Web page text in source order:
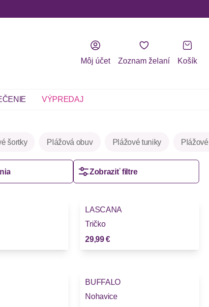
Môj účet Zoznam želaní Košík
VÝPREDAJ
šortky Plážová obuv Plážové tuniky
Zobraziť filtre
LASCANA
Tričko
29,99 €
BUFFALO
Nohavice